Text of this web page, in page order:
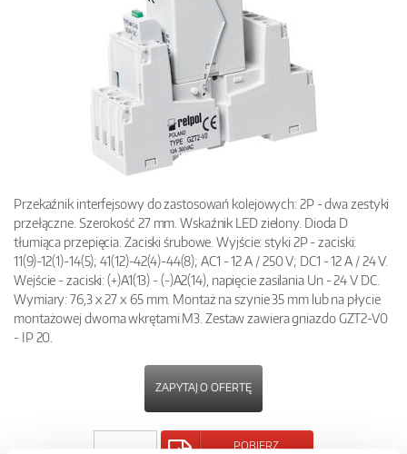
Przekaźnik interfejsowy do zastosowań kolejowych: 2P - dwa zestyki
przełączne. Szerokość 27 mm. Wskaźnik LED zielony. Dioda D
tłumiąca przepięcia. Zaciski śrubowe. Wyjście: styki 2P - zaciski:
11(9)-12(1)-14(5); 41(12)-42(4)-44(8); AC1 - 12 A / 250 V; DC1 - 12 A / 24 V.
Wejście - zaciski: (+)A1(13) - (-)A2(14), napięcie zasilania Un - 24 V DC.
Wymiary: 76,3 x 27 x 65 mm. Montaż na szynie 35 mm lub na płycie
montażowej dwoma wkrętami M3. Zestaw zawiera gniazdo GZT2-V0
- IP 20.
ZAPYTAJ O OFERTĘ
POBIERZ